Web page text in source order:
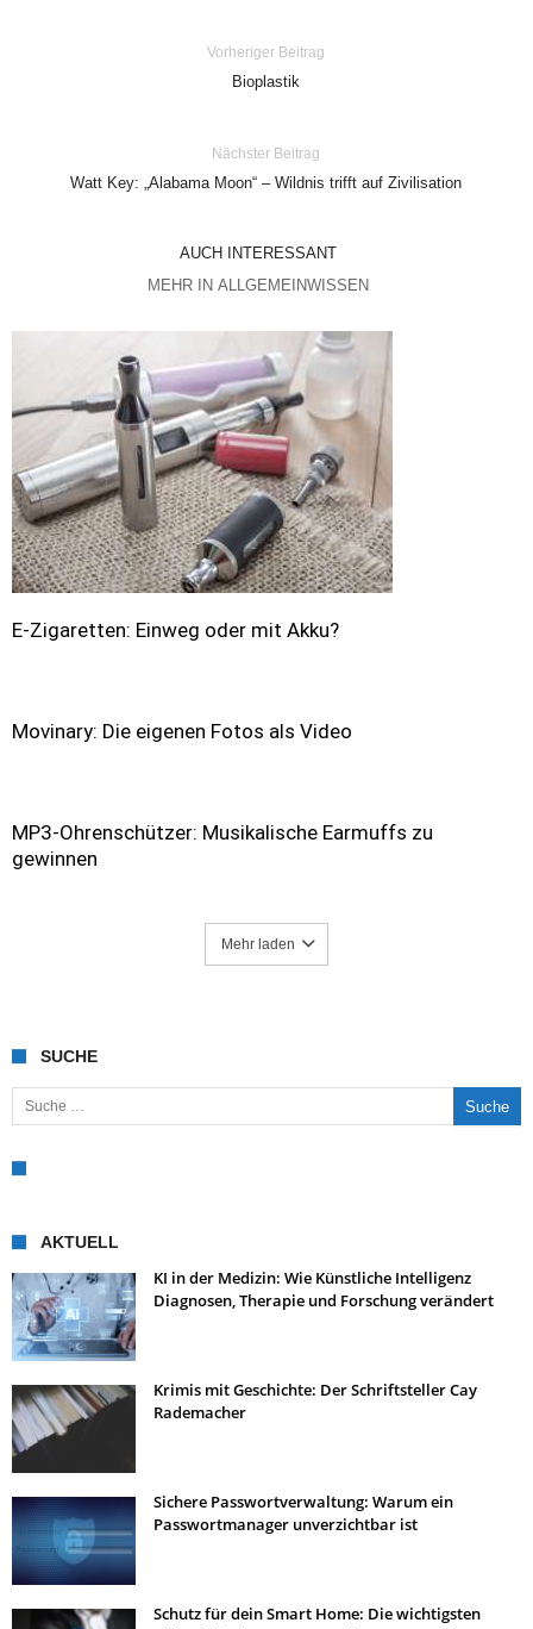
Vorheriger Beitrag
Bioplastik
Nächster Beitrag
Watt Key: „Alabama Moon“ – Wildnis trifft auf Zivilisation
AUCH INTERESSANT
MEHR IN ALLGEMEINWISSEN
E-Zigaretten: Einweg oder mit Akku?
Movinary: Die eigenen Fotos als Video
MP3-Ohrenschützer: Musikalische Earmuffs zu
gewinnen
Mehr laden
SUCHE
Suche nach:
AKTUELL
KI in der Medizin: Wie Künstliche Intelligenz
Diagnosen, Therapie und Forschung verändert
Krimis mit Geschichte: Der Schriftsteller Cay
Rademacher
Sichere Passwortverwaltung: Warum ein
Passwortmanager unverzichtbar ist
Schutz für dein Smart Home: Die wichtigsten